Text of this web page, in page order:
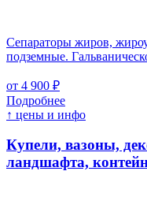
Сепараторы жиров,
подземные.
от 4 900 ₽
Подробнее
↑ цены и инфо
Купели, вазоны,
ландшафта,